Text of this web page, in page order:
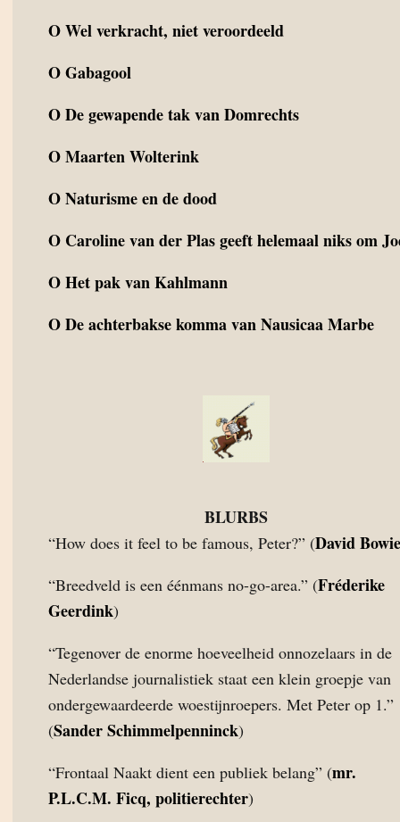
OWel verkracht, niet veroordeeld
OGabagool
ODe gewapende tak van Domrechts
OMaarten Wolterink
ONaturisme en de dood
O Caroline van der Plas geeft helemaal niks om
OHet pak van Kahlmann
ODe achterbakse komma van Nausicaa Marbe
BLURBS
“How does it feel to be famous, Peter?” (David Bowie
“Breedveld is een éénmans no-go-area.” (Fréderike
Geerdink)
“Tegenover de enorme hoeveelheid onnozelaars in de
Nederlandse journalistiek staat een klein groepje van
ondergewaardeerde woestijnroepers. Met Peter op 1.”
(Sander Schimmelpenninck)
“Frontaal Naakt dient een publiek belang” (mr.
P.L.C.M. Ficq, politierechter)